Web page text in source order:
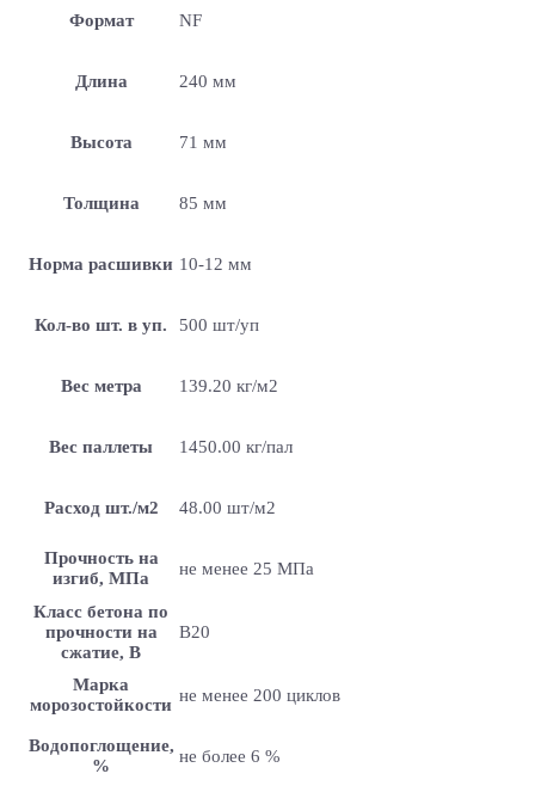
Формат NF
Длина 240 мм
Высота 71 мм
Толщина 85 мм
Норма расшивки 10-12 мм
Кол-во шт. в уп. 500 шт/уп
Вес метра 139.20 кг/м2
Вес паллеты 1450.00 кг/пал
Расход шт./м2 48.00 шт/м2
Прочность на
изгиб, МПа
не менее 25 МПа
Класс бетона по
прочности на
сжатие, В
B20
Марка
морозостойкости не менее 200 циклов
Водопоглощение,
%
не более 6 %